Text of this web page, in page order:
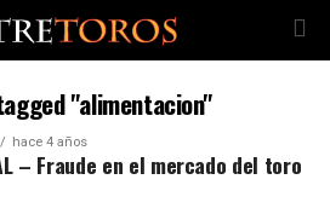
"alimentacion"
hace 4 años
– Fraude en el mercado del toro